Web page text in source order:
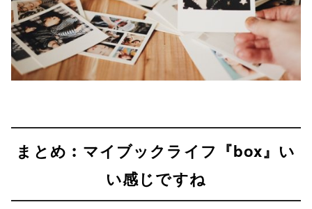
まとめ︰マイブックライフ『box』い
い感じですね